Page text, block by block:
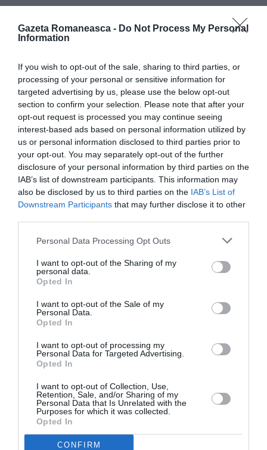
Gazeta Romaneasca - Do Not Process My Personal
Information
If you wish to opt-out of the sale, sharing to third parties, or
processing of your personal or sensitive information for
targeted advertising by us, please use the below opt-out
section to confirm your selection. Please note that after your
opt-out request is processed you may continue seeing
interest-based ads based on personal information utilized by
us or personal information disclosed to third parties prior to
your opt-out. You may separately opt-out of the further
disclosure of your personal information by third parties on the
IAB’s list of downstream participants. This information may
also be disclosed by us to third parties on the IAB’s List of
Downstream Participants that may further disclose it to other
Personal Data Processing Opt Outs
I want to opt-out of the Sharing of my
personal data.
Opted In
I want to opt-out of the Sale of my
Personal Data.
Opted In
I want to opt-out of processing my
Personal Data for Targeted Advertising.
Opted In
I want to opt-out of Collection, Use,
Retention, Sale, and/or Sharing of my
Personal Data that Is Unrelated with the
Purposes for which it was collected.
Opted In
CONFIRM
Veronica Hodorog, de 40 de ani. Cercetările ulterioare
au dus la descoperirea de către anchetatori a unui
cerc de prostituate românce care ademeneau
clienții prin intermediul anunțurilorși a faptului că
întâlnirile aveau loc în locuințe situate la Comiso.
Astfel a ieșit la lumină rolul avut de Iacono, și anume
că el era cel care stabilea locuința în care trebuiau să
aibă loc întâlnirile sexuale.
ale locuințelor folosite pentru întâlniri.
România, ţară de vânzare. Un milion de
hectare de teren, pe mâinile străinilor
UPDATE: Bodyguard român împușcat,
conflictul a avut loc ÎN AFARA DISCOTECII
AȚI PUTEA DORI DE
ASEMENEA